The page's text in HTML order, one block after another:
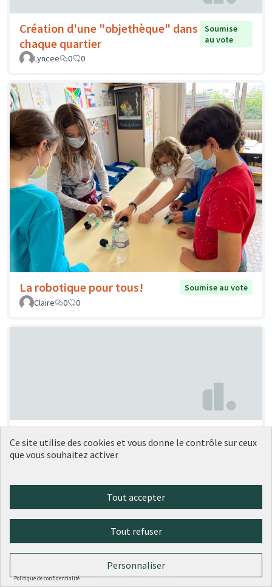
Création d'une "objethèque" dans
chaque quartier
Soumise
au vote
Lyncee
0 0
La robotique pour tous!
Soumise au vote
Claire
0 0
Conseil de quartier - Saxe-Roosevelt - Démarche citoyenne
Ce site utilise des cookies et vous donne le contrôle sur ceux
que vous souhaitez activer
Tout accepter
Tout refuser
Personnaliser
Politique de confidentialité